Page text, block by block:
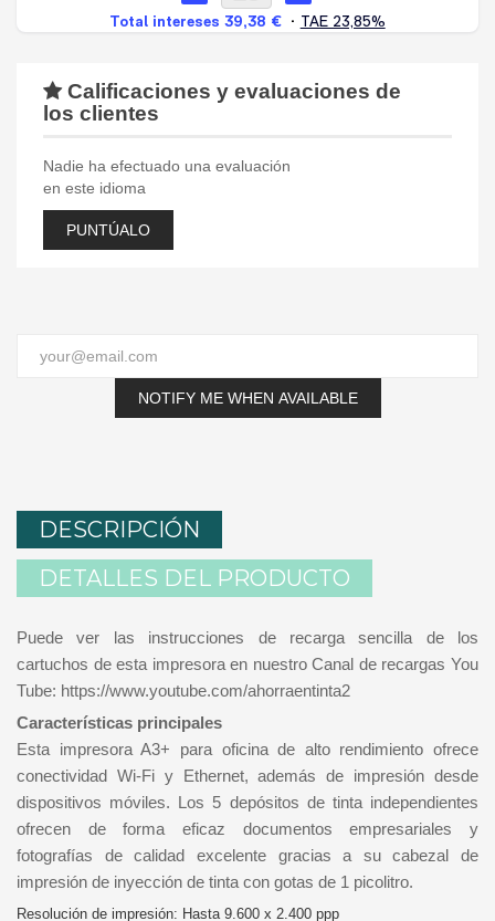
Calificaciones y evaluaciones de
los clientes
Nadie ha efectuado una evaluación
en este idioma
PUNTÚALO
NOTIFY ME WHEN AVAILABLE
DESCRIPCIÓN
DETALLES DEL PRODUCTO
Puede ver las instrucciones de recarga sencilla de los
cartuchos de esta impresora en nuestro Canal de recargas You
Tube: https://www.youtube.com/ahorraentinta2
Características principales
Esta impresora A3+ para oficina de alto rendimiento ofrece
conectividad Wi-Fi y Ethernet, además de impresión desde
dispositivos móviles. Los 5 depósitos de tinta independientes
ofrecen de forma eficaz documentos empresariales y
fotografías de calidad excelente gracias a su cabezal de
impresión de inyección de tinta con gotas de 1 picolitro.
Resolución de impresión: Hasta 9.600 x 2.400 ppp